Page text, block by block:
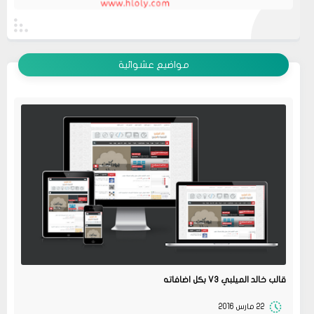
مواضيع عشوائية
قالب خالد الميلبي V3 بكل اضافاته
22 مارس 2016